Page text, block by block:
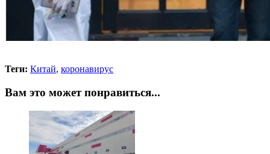
Теги: Китай, коронавирус
Вам это может понравиться...